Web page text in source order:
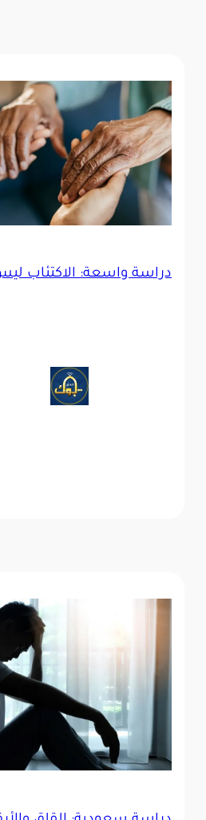
من الرجال
دراسة واسعة: الاكتئاب
شتوية تحذر منها «الصحة»